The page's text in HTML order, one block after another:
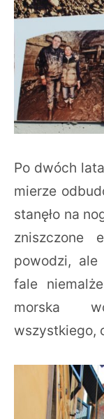
Po dwóch
mierze
stanęło na
zniszczone
powodzi,
fale
morska
wszystkiego,